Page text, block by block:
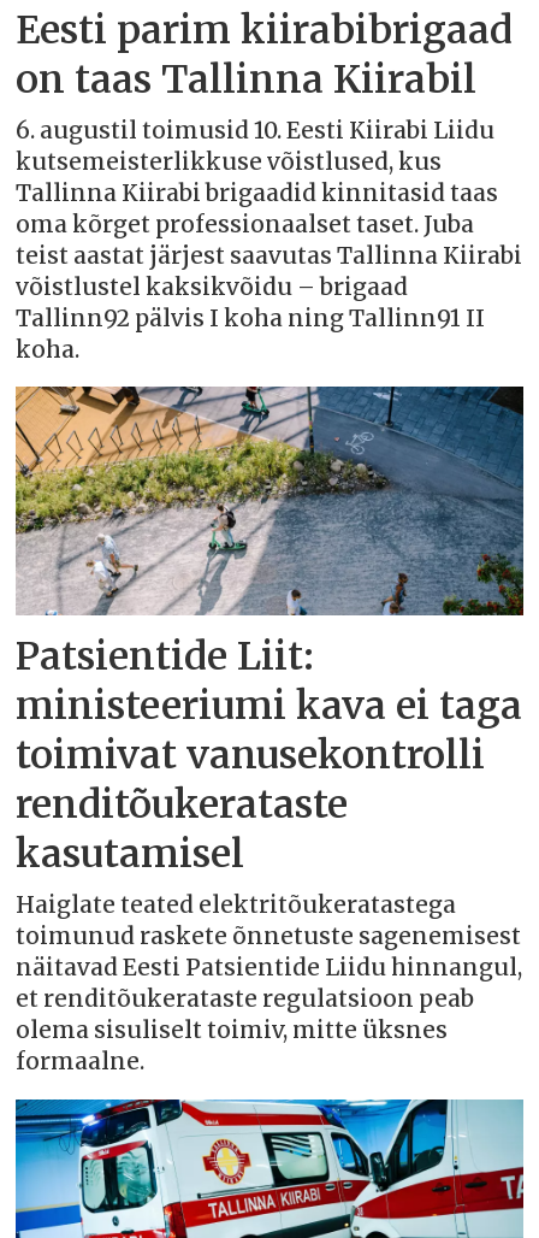
Eesti parim kiirabibrigaad
on taas Tallinna Kiirabil
6. augustil toimusid 10. Eesti Kiirabi Liidu
kutsemeisterlikkuse võistlused, kus
Tallinna Kiirabi brigaadid kinnitasid taas
oma kõrget professionaalset taset. Juba
teist aastat järjest saavutas Tallinna Kiirabi
võistlustel kaksikvõidu – brigaad
Tallinn92 pälvis I koha ning Tallinn91 II
koha.
Patsientide Liit:
ministeeriumi kava ei taga
toimivat vanusekontrolli
renditõukerataste
kasutamisel
Haiglate teated elektritõukeratastega
toimunud raskete õnnetuste sagenemisest
näitavad Eesti Patsientide Liidu hinnangul,
et renditõukerataste regulatsioon peab
olema sisuliselt toimiv, mitte üksnes
formaalne.